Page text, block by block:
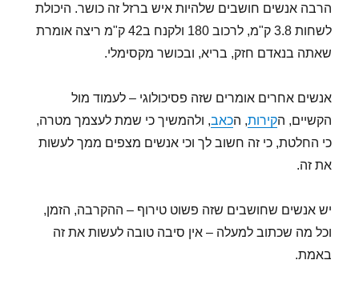
הרבה אנשים חושבים שלהיות איש ברזל זה כושר. היכולת
לשחות 3.8 ק"מ, לרכוב 180 ולקנח ב42 ק"מ ריצה אומרת
שאתה בנאדם חזק, בריא, ובכושר מקסימלי.
אנשים אחרים אומרים שזה פסיכולוגי – לעמוד מול
הקשיים, הקירות, הכאב, ולהמשיך כי שמת לעצמך מטרה,
כי החלטת, כי זה חשוב לך וכי אנשים מצפים ממך לעשות
את זה.
יש אנשים שחושבים שזה פשוט טירוף – ההקרבה, הזמן,
וכל מה שכתוב למעלה – אין סיבה טובה לעשות את זה
באמת.